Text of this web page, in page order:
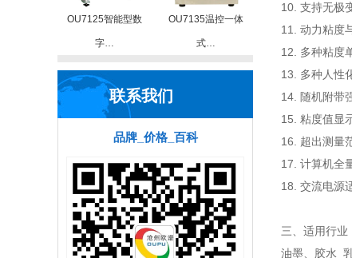
OU7125智能型数
字…
OU7135温控一体
式…
联系我们
品牌_价格_百科
10. 支持无极
11. 动力粘度
12. 多种粘度
13. 多种人性
14. 随机附带
15. 粘度值显
16. 超出测量
17. 计算机全
18. 交流电源
三、适用行业
油墨、胶水